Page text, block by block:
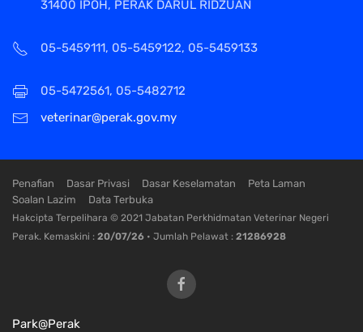
31400 IPOH, PERAK DARUL RIDZUAN
05-5459111, 05-5459122, 05-5459133
05-5472561, 05-5482712
veterinar@perak.gov.my
Penafian Dasar Privasi Dasar Keselamatan
Peta Laman
Soalan Lazim
Data Terbuka
Hakcipta Terpelihara © 2021 Jabatan Perkhidmatan Veterinar Negeri
Perak. Kemaskini : 20/07/26 • Jumlah Pelawat : 21286928
Park@Perak